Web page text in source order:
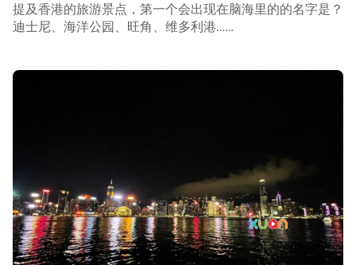
提及香港的旅游景点，第一个会出现在脑海里的的名字是？
迪士尼、海洋公园、旺角、维多利港……